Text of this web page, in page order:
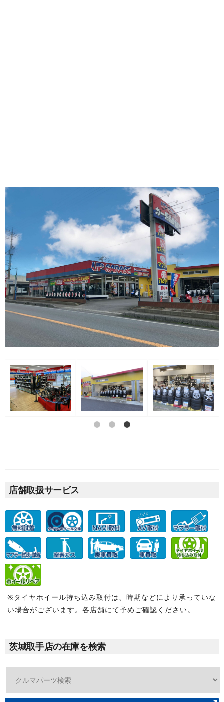
店舗取扱サービス
※タイヤホイール持ち込み取付は、時期などにより承っていな
い場合がございます。各店舗にて予めご確認ください。
茨城取手店の在庫を検索